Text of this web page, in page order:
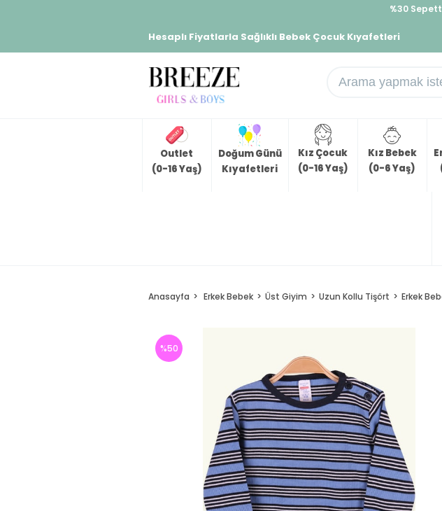
İndirimlere ek
Hesaplı Fiyatlarla Sağlıklı Bebek Çocuk Kıyafetleri
Outlet
(0-16 Yaş)
Doğum Günü
Kıyafetleri
Kız Çocuk
(0-16 Yaş)
Kız Bebek
(0-6 Yaş)
Anasayfa Erkek Bebek Üst Giyim Uzun Kollu Tişört Erkek
%50